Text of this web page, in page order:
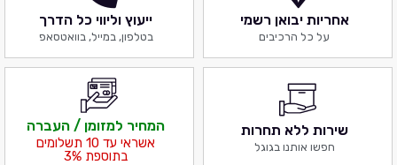
זווית צפיה178º/178º
100X100
חיבור USB
ללא
כן
תקופת אחריות
אחריות יבואן רשמי
על כל הרכיבים
ייעוץ וליווי כל הדרך
בטלפון, במייל, בוואטסאפ
שירות ללא תחרות
חפשו אותנו בגוגל
המחיר למזומן / העברה
אשראי עד 10 תשלומים
בתוספת 3%